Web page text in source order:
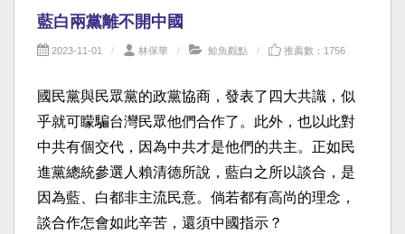
藍白兩黨離不開中國
2023-11-01 林保華 鯨魚觀點 推薦數：1756
國民黨與民眾黨的政黨協商，發表了四大共識，似
乎就可矇騙台灣民眾他們合作了。此外，也以此對
中共有個交代，因為中共才是他們的共主。正如民
進黨總統參選人賴清德所說，藍白之所以談合，是
因為藍、白都非主流民意。倘若都有高尚的理念，
談合作怎會如此辛苦，還須中國指示？